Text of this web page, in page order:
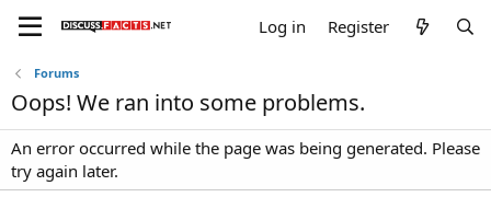
Log in Register
Forums
Oops! We ran into some problems.
An error occurred while the page was being generated. Please
try again later.